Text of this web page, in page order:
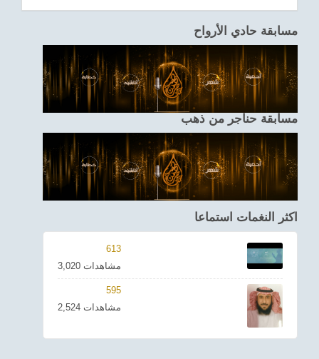
مسابقة حادي الأرواح
مسابقة حناجر من ذهب
اكثر النغمات استماعا
613
3,020 مشاهدات
595
2,524 مشاهدات